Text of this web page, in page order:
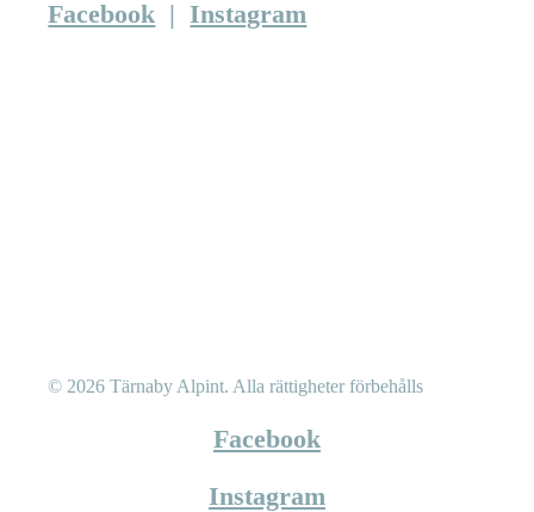
Facebook |Instagram
© 2026 Tärnaby Alpint. Alla rättigheter förbehålls
Facebook
Instagram